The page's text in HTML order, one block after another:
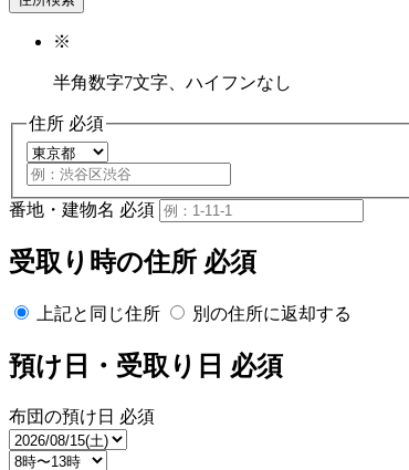
※
半角数字7文字、ハイフンなし
住所 必須
番地・建物名 必須
受取り時の住所 必須
上記と同じ住所 別の住所に返却する
預け日・受取り日 必須
布団の預け日 必須